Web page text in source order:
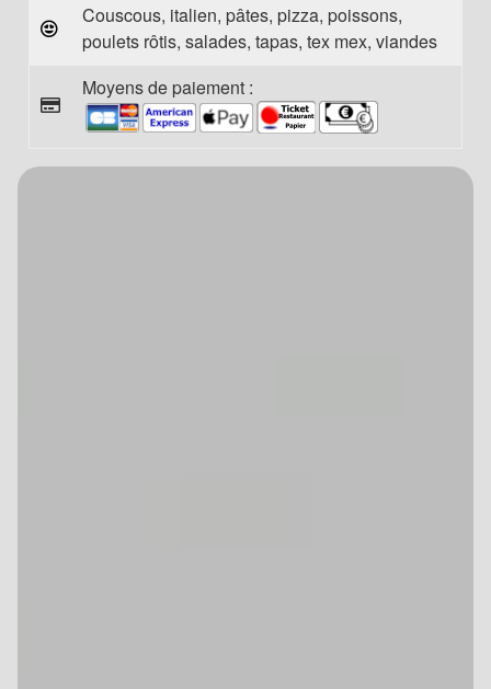
Couscous, italien, pâtes, pizza, poissons,
poulets rôtis, salades, tapas, tex mex, viandes
Moyens de paiement :